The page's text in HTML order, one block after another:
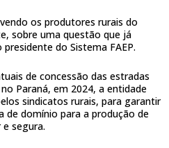
os produtores rurais do
sobre uma questão que já
do Sistema FAEP.
de concessão das estradas
Paraná, em 2024, a entidade
sindicatos rurais, para garantir
de domínio para a produção de
segura.